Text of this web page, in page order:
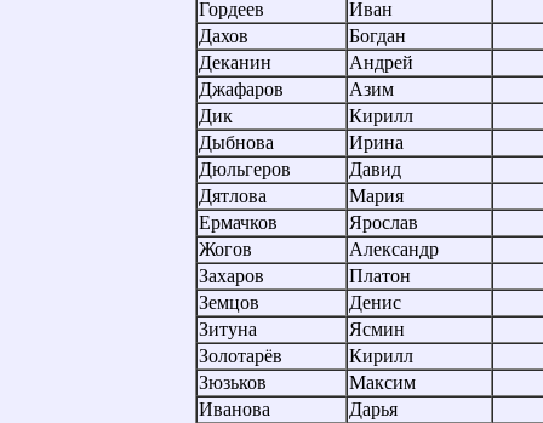
Гордеев
Иван
Дахов
Богдан
Деканин
Андрей
Джафаров
Азим
Дик
Кирилл
Дыбнова
Ирина
Дюльгеров
Давид
Дятлова
Мария
Ермачков
Ярослав
Жогов
Александр
Захаров
Платон
Земцов
Денис
Зитуна
Ясмин
Золотарёв
Кирилл
Зюзьков
Максим
Иванова
Дарья